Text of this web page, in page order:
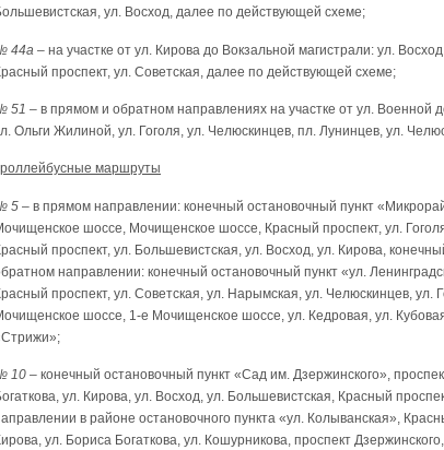
ул. Восход, далее по действующей схеме;
44а – на участке от ул. Кирова до Вокзальной магистрали: ул.
проспект, ул. Советская, далее по действующей схеме;
51 – в прямом и обратном направлениях на участке от ул.
Ольги Жилиной, ул. Гоголя, ул. Челюскинцев, пл. Лунинцев, ул.
маршруты
5 – в прямом направлении: конечный остановочный пункт
шоссе, Мочищенское шоссе, Красный проспект, ул.
проспект, ул. Большевистская, ул. Восход, ул. Кирова,
направлении: конечный остановочный пункт «ул.
проспект, ул. Советская, ул. Нарымская, ул. Челюскинцев, ул.
шоссе, 1-е Мочищенское шоссе, ул. Кедровая, ул.
10 – конечный остановочный пункт «Сад им. Дзержинского»,
ул. Кирова, ул. Восход, ул. Большевистская, Красный
в районе остановочного пункта «ул. Колыванская»,
ул. Бориса Богаткова, ул. Кошурникова, проспект